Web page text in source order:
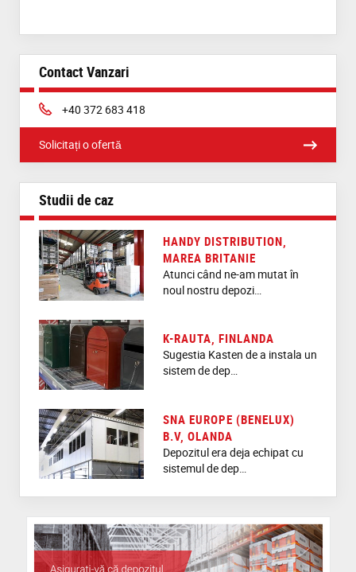
Contact Vanzari
Phone:
+40 372 683 418
Solicitați o ofertă
Studii de caz
HANDY DISTRIBUTION,
MAREA BRITANIE
Atunci când ne-am mutat în
noul nostru depozi…
K-RAUTA, FINLANDA
Sugestia Kasten de a instala un
sistem de dep…
SNA EUROPE (BENELUX)
B.V, OLANDA
Depozitul era deja echipat cu
sistemul de dep…